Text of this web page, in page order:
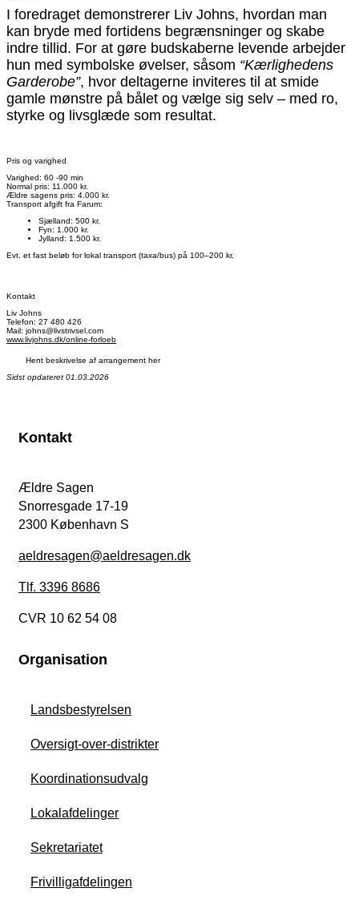
I foredraget demonstrerer Liv Johns, hvordan man
kan bryde med fortidens begrænsninger og skabe
indre tillid. For at gøre budskaberne levende arbejder
hun med symbolske øvelser, såsom “Kærlighedens
Garderobe”, hvor deltagerne inviteres til at smide
gamle mønstre på bålet og vælge sig selv – med ro,
styrke og livsglæde som resultat.
Pris og varighed
Varighed: 60 -90 min
Normal pris: 11.000 kr.
Ældre sagens pris: 4.000 kr.
Transport afgift fra Farum:
Sjælland: 500 kr.
Fyn: 1.000 kr.
Jylland: 1.500 kr.
Evt. et fast beløb for lokal transport (taxa/bus) på 100–200 kr.
Kontakt
Liv Johns
Telefon: 27 480 426
Mail: johns@livstrivsel.com
www.livjohns.dk/online-forloeb
Hent beskrivelse af arrangement her
Sidst opdateret 01.03.2026
Kontakt
Ældre Sagen
Snorresgade 17-19
2300 København S
aeldresagen@aeldresagen.dk
Tlf. 3396 8686
CVR 10 62 54 08
Organisation
Landsbestyrelsen
Oversigt-over-distrikter
Koordinationsudvalg
Lokalafdelinger
Sekretariatet
Frivilligafdelingen